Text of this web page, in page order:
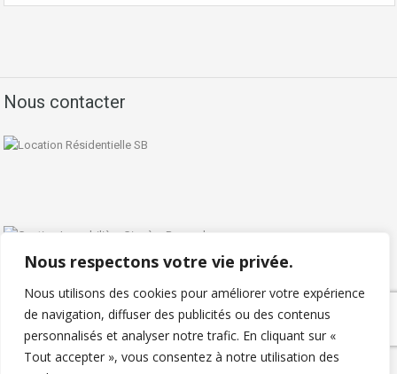
Nous respectons votre vie privée.
Nous utilisons des cookies pour améliorer votre expérience
de navigation, diffuser des publicités ou des contenus
personnalisés et analyser notre trafic. En cliquant sur «
Tout accepter », vous consentez à notre utilisation des
Nous contacter
Politique de confidentialité
Copyright © 2026 - Locationresidentielle.com - Tous droits réservés